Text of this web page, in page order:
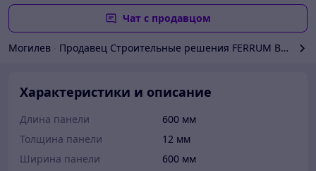
Чат с продавцом
Могилев Продавец Строительные решения FERRUM BASI
Характеристики и описание
Длина панели
600 мм
Толщина панели
12 мм
Ширина панели
600 мм